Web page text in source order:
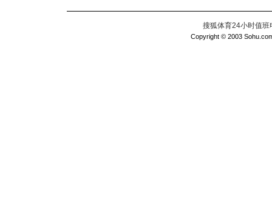
搜狐体育24小时值
Copyright © 2003